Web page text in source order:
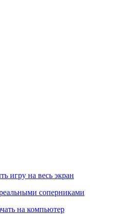
игру на весь экран
соперниками
на компьютер